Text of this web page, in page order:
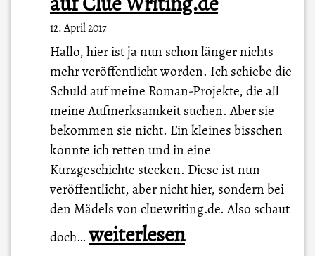
12. April 2017
Hallo, hier ist ja nun schon länger nichts
mehr veröffentlicht worden. Ich schiebe die
Schuld auf meine Roman-Projekte, die all
meine Aufmerksamkeit suchen. Aber sie
bekommen sie nicht. Ein kleines bisschen
konnte ich retten und in eine
Kurzgeschichte stecken. Diese ist nun
veröffentlicht, aber nicht hier, sondern bei
den Mädels von cluewriting.de. Also schaut
doch…A
weiterlesen